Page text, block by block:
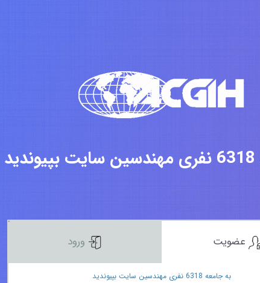
به جامعه 6318 نفری مهندسین سایت بپیوندید